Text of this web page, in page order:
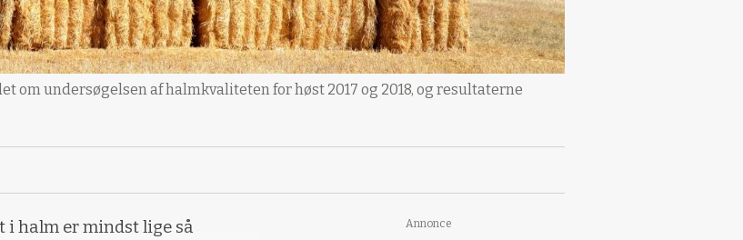
om undersøgelsen af halmkvaliteten for høst 2017 og 2018, og resultaterne
i halm er mindst lige så
Annonce